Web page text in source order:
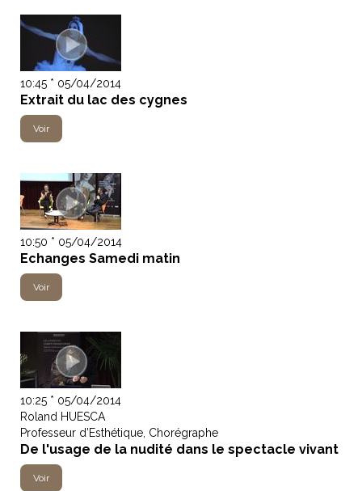
10:45 * 05/04/2014
Extrait du lac des cygnes
Voir
10:50 * 05/04/2014
Echanges Samedi matin
Voir
10:25 * 05/04/2014
Roland HUESCA
Professeur d’Esthétique, Chorégraphe
De l'usage de la nudité dans le spectacle vivant
Voir